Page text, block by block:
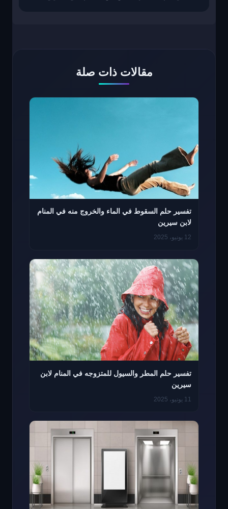
مقالات ذات صلة
تفسير حلم السقوط في الماء والخروج منه في المنام
لابن سيرين
12 يونيو، 2025
تفسير حلم المطر والسيول للمتزوجه في المنام لابن
سيرين
11 يونيو، 2025